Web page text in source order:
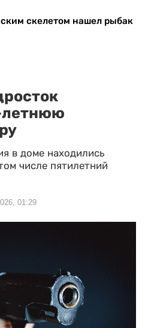
скелетом нашел рыбак
летнюю
в доме находились
числе пятилетний
01:29